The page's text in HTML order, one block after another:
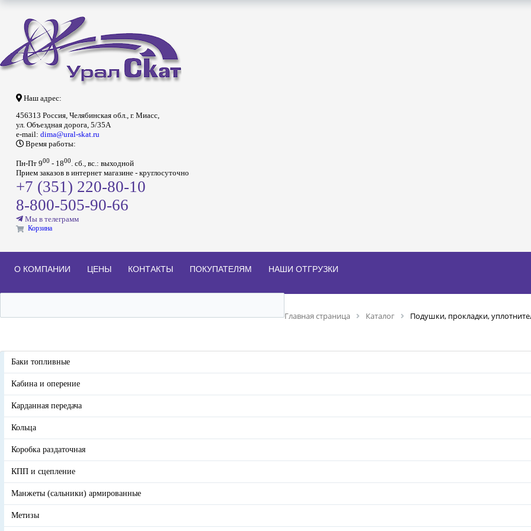
Наш адрес:
456313 Россия, Челябинская обл., г. Миасс,
ул. Объездная дорога, 5/35А
e-mail: dima@ural-skat.ru
Время работы:
Пн-Пт 900 - 1800. сб., вс.: выходной
Прием заказов в интернет магазине - круглосуточно
+7 (351) 220-80-10
8-800-505-90-66
Мы в телеграмм
Корзина
О КОМПАНИИ ЦЕНЫ КОНТАКТЫ ПОКУПАТЕЛЯМ НАШИ ОТГРУЗКИ
Главная страница Каталог Подушки, прокладки,
Баки топливные
Кабина и оперение
Карданная передача
Кольца
Коробка раздаточная
КПП и сцепление
Манжеты (сальники) армированные
Метизы